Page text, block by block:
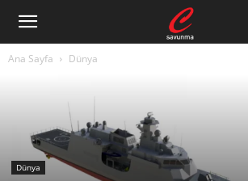
Ana Sayfa Dünya
Dünya